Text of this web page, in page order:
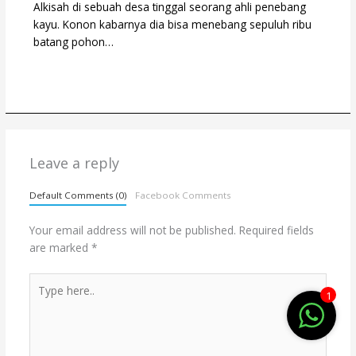
Alkisah di sebuah desa tinggal seorang ahli penebang
kayu. Konon kabarnya dia bisa menebang sepuluh ribu
batang pohon…
Leave a reply
Default Comments (0) Facebook Comments
Your email address will not be published. Required fields
are marked *
here..
1